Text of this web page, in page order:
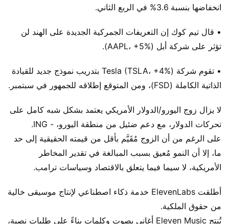
انخفاضها بنسبة 3.6% في الربع الثاني.
• قال تيم كوك إن التعريفات الجمركية الجديدة على الهند لن
تؤثر على شركة أبل (AAPL، +5%).
• تقوم شركة Tesla (TSLA، +4%) بتدريب نموذج جديد للقيادة
الذاتية الكاملة (FSD)، ومن المتوقع إطلاقه للجمهور في سبتمبر.
لا يزال زوج اليورو/الدولار الأمريكي يعتمد بشكل شبه كامل على
تحركات الدولار، مع دعم ضئيل من منطقة اليورو، - ING.
على الرغم من أن الزوج مُقَيَّم بأقل من قيمته الحقيقية إلى حد
ما، إلا أن النمو مُعيق بسبب المبالغة في تقدير المخاطر
الأمريكية، لا سيما فيما يتعلق بالاقتصاد وسياسات ترامب.
أطلقت ElevenLabs خدمة ذكاء اصطناعي لإنتاج موسيقى خالية
من حقوق الملكية.
تُنتج Eleven Music أغاني بصوت وكلمات بناءً على طلبات نصية،